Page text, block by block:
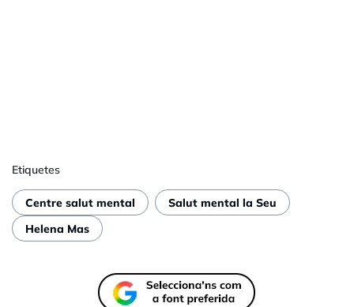
Etiquetes
Centre salut mental
Salut mental la Seu
Helena Mas